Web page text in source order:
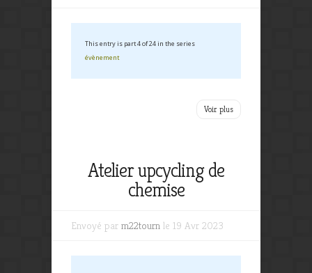
This entry is part 4 of 24 in the series
évènement
Voir plus
Atelier upcycling de
chemise
Envoyé par m22tourn le 19 Avr 2023